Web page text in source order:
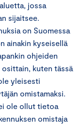
jossa
sijaitsee.
on Suomessa
ainakin kyseisellä
ohjeiden
osittain, kuten tässä
yleisesti
omistamaksi.
ole ollut tietoa
omistaja